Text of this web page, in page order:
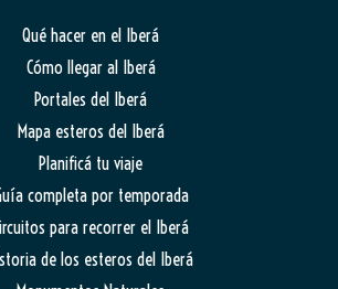
Qué hacer en el Iberá
Cómo llegar al Iberá
Portales del Iberá
Mapa esteros del Iberá
Planificá tu viaje
completa por temporada
para recorrer el Iberá
de los esteros del Iberá